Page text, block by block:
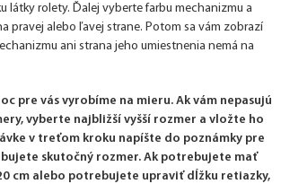
látky rolety. Ďalej vyberte farbu mechanizmu a
pravej alebo ľavej strane. Potom sa vám zobrazí
ani strana jeho umiestnenia nemá na
pre vás vyrobíme na mieru. Ak vám nepasujú
vyberte najbližší vyšší rozmer a vložte ho
v treťom kroku napíšte do poznámky pre
skutočný rozmer. Ak potrebujete mať
cm alebo potrebujete upraviť dĺžku retiazky,